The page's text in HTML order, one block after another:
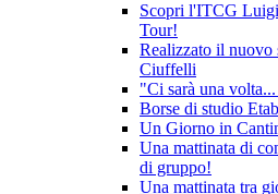
Scopri l'ITCG
Tour!
Realizzato il nuovo
Ciuffelli
"Ci sarà una
Borse di studio
Un Giorno in
Una mattinata di
di gruppo!
Una mattinata tra